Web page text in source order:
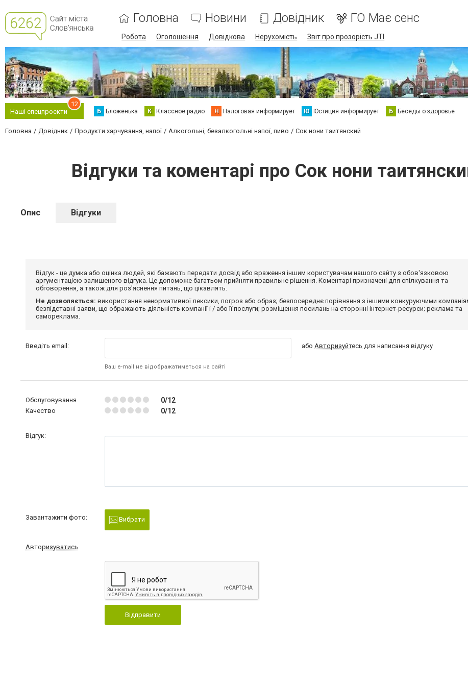
Головна Новини Довідник ГО Має сенс
Робота Оголошення Довідкова Нерухомість Звіт про прозорість JTI
Наші спецпроєкти
12
Б Бложенька К Классное радио Н Налоговая информирует Ю Юстиция информирует Б Беседы о здоровье
Головна Довідник Продукти харчування, напої Алкогольні, безалкогольні напої, пиво Сок нони таитянский
Відгуки та коментарі про Сок нони
Опис Відгуки
Відгук - це думка або оцінка людей, які бажають передати досвід або враження іншим користувачам нашого сайту з обов'язковою
аргументацією залишеного відгука. Це допоможе багатьом прийняти правильне рішення. Коментарі призначені для спілкування та
обговорення, а також для роз'яснення питань, що цікавлять.
Не дозволяється: використання ненормативної лексики, погроз або образ; безпосереднє порівняння з іншими конкуруючими
безпідставні заяви, що ображають діяльність компанії і / або її послуги; розміщення посилань на сторонні інтернет-ресурси; реклама та
самореклама.
Введіть email:
Ваш e-mail не відображатиметься на сайті
абоАвторизуйтесь для написання відгуку
Обслуговування 0/12
Качество 0/12
Відгук:
Завантажити фото: Вибрати
Авторизуватись
Відправити